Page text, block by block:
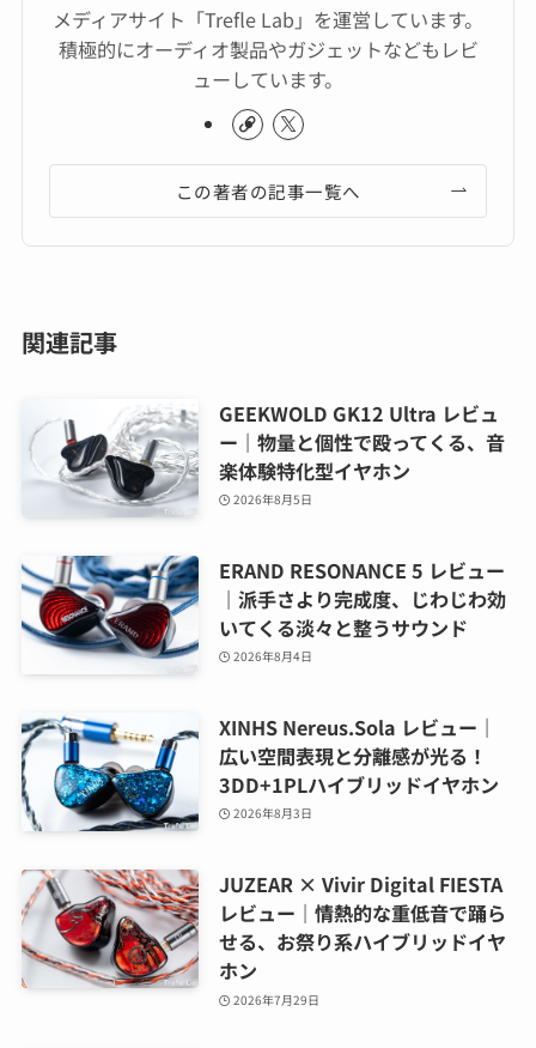
メディアサイト「Trefle Lab」を運営しています。
積極的にオーディオ製品やガジェットなどもレビ
ューしています。
この著者の記事一覧へ
関連記事
GEEKWOLD GK12 Ultra レビュ
ー｜物量と個性で殴ってくる、音
楽体験特化型イヤホン
2026年8月5日
ERAND RESONANCE 5 レビュー
｜派手さより完成度、じわじわ効
いてくる淡々と整うサウンド
2026年8月4日
XINHS Nereus.Sola レビュー｜
広い空間表現と分離感が光る！
3DD+1PLハイブリッドイヤホン
2026年8月3日
JUZEAR × Vivir Digital FIESTA
レビュー｜情熱的な重低音で踊ら
せる、お祭り系ハイブリッドイヤ
ホン
2026年7月29日